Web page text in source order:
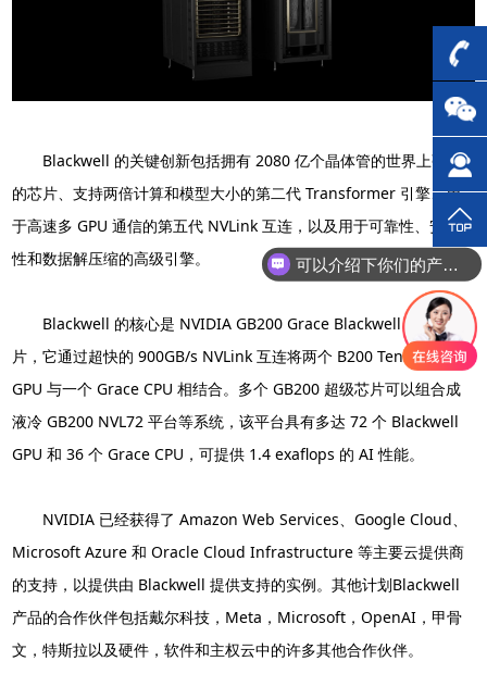
Blackwell 的关键创新包括拥有 2080 亿个晶体管的世界上强大
的芯片、支持两倍计算和模型大小的第二代 Transformer 引擎、用
于高速多 GPU 通信的第五代 NVLink 互连，以及用于可靠性、安全
性和数据解压缩的高级引擎。
Blackwell 的核心是 NVIDIA GB200 Grace Blackwell 超级芯
片，它通过超快的 900GB/s NVLink 互连将两个 B200 Tensor Core
GPU 与一个 Grace CPU 相结合。多个 GB200 超级芯片可以组合成
液冷 GB200 NVL72 平台等系统，该平台具有多达 72 个 Blackwell
GPU 和 36 个 Grace CPU，可提供 1.4 exaflops 的 AI 性能。
NVIDIA 已经获得了 Amazon Web Services、Google Cloud、
Microsoft Azure 和 Oracle Cloud Infrastructure 等主要云提供商
的支持，以提供由 Blackwell 提供支持的实例。其他计划Blackwell
产品的合作伙伴包括戴尔科技，Meta，Microsoft，OpenAI，甲骨
文，特斯拉以及硬件，软件和主权云中的许多其他合作伙伴。
可以介绍下你们的产品么？